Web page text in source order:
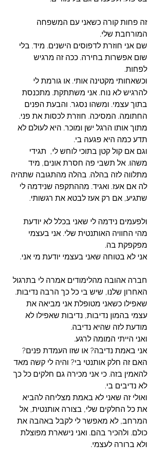
זה פחות קורה כשאני עם המשפחה
המורחבת שלי.
שם אני חוזרת לדפוסים הישנים. מיד. בלי
שום אפשרות בחירה. ככה זה מרגיש
לפחות.
וכשאחותי מקטינה אותי. או גורמת לי
להרגיש לא נוח. אני משתתקת. מתכנסת
בתוך עצמי. ומשהו נסגר. והבעת הפנים
החתומה. המסיכה. חוזרת לכסות את פני.
מתוך אותו הרגל ישן ומוכר. היא לעולם לא
תדע כמה היא פגעה בי.
וגם אם קול קטן בתוכי לוחש לי,  תגידי
משהו. אל תשבי פה חסרת אונים, מיד
מתלווה לזה בהלה. בהלה מהתגובה שתהיה
לה אם אעז. ואגיד. מההתקפה שנידמה לי
שתגיע, אם רק אעז לבטא את רגשותי.
ולפעמים נידמה לי שאני בכלל לא יודעת
מהי החוויה האותנטית שלי. אני בעצמי
מפקפקת בה.
אני לא בטוחה שאני בעצמי יודעת מי אני.
חברה אהובה מהלימודים אמרה לי בתרגול
האחרון שלנו, שיש בי כל כך הרבה נדיבות.
שאפילו כשאני מטופלת אני מביאה את
עצמי בהמון נדיבות, נדיבות שאפילו לא
מודעת לזה שהיא נדיבה.
ואני הייתי המומה לרגע.
אני באמת נדיבה? או שזו העמדת פנים?
האם זה חלק אותנטי בי? והיה לי קשה מאד
להאמין בזה. כי אני מכירה גם חלקים כל כך
לא נדיבים בי.
ואולי זה שאני לא באמת מצליחה להביא
את כל החלקים שלי, בצורה אותנטית, אל
המרחב, לא מאפשר לי לקבל באהבה את
כולם. ולהכיר בהם. ואני נישארת מפוצלת
ולא ברורה לעצמי.